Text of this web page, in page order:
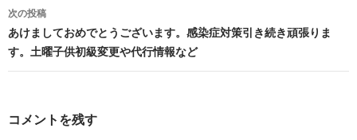
ビ
ゲ
ー
ョ
次の投稿
あけましておめでとうございます。感染症対策引き続き頑張りま
す。土曜子供初級変更や代行情報など
コメントを残す